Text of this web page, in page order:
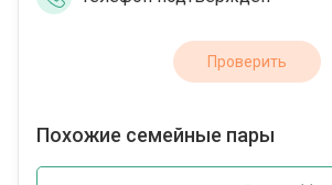
Проверить
Похожие семейные пары